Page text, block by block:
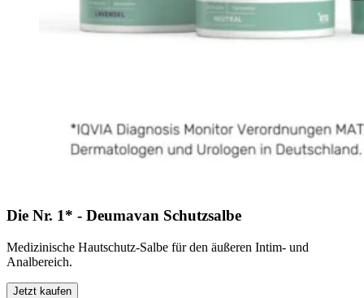
Die Nr. 1* - Deumavan Schutzsalbe
Medizinische Hautschutz-Salbe für den äußeren Intim- und
Analbereich.
Jetzt kaufen